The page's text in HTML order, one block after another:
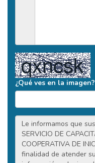
¿Qué ves en la imagen?